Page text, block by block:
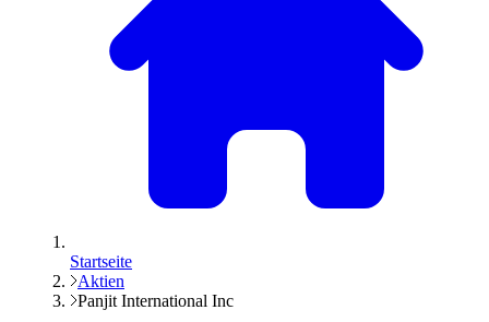
Startseite
Aktien
Panjit International Inc